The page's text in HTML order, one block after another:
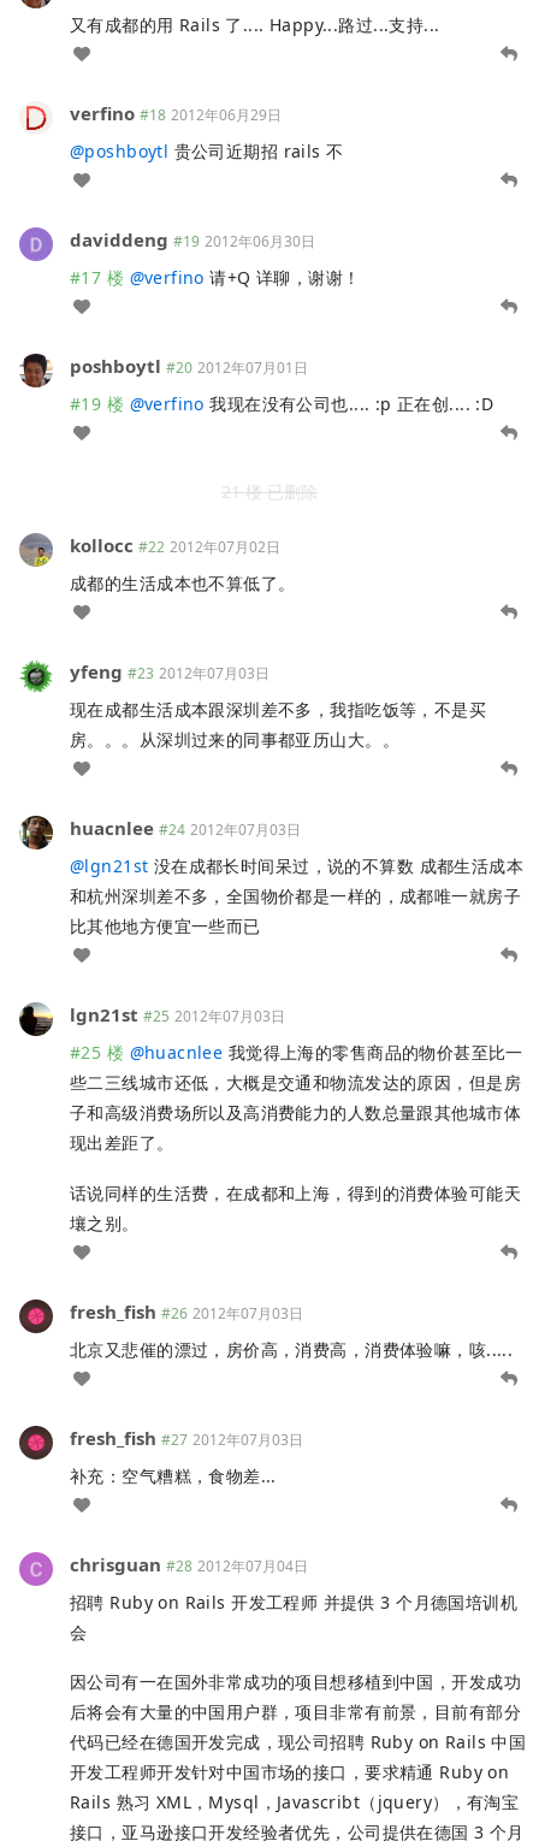
又有成都的用 Rails 了.... Happy...路过...支持...
verfino #18 2012年06月29日
@poshboytl 贵公司近期招 rails 不
daviddeng #19 2012年06月30日
#17 楼 @verfino 请+Q 详聊，谢谢！
poshboytl #20 2012年07月01日
#19 楼 @verfino 我现在没有公司也.... :p 正在创.... :D
21 楼 已删除
kollocc #22 2012年07月02日
成都的生活成本也不算低了。
yfeng #23 2012年07月03日
现在成都生活成本跟深圳差不多，我指吃饭等，不是买
房。。。从深圳过来的同事都亚历山大。。
huacnlee #24 2012年07月03日
@lgn21st 没在成都长时间呆过，说的不算数 成都生活成本
和杭州深圳差不多，全国物价都是一样的，成都唯一就房子
比其他地方便宜一些而已
lgn21st #25 2012年07月03日
#25 楼 @huacnlee 我觉得上海的零售商品的物价甚至比一
些二三线城市还低，大概是交通和物流发达的原因，但是房
子和高级消费场所以及高消费能力的人数总量跟其他城市体
现出差距了。
话说同样的生活费，在成都和上海，得到的消费体验可能天
壤之别。
fresh_fish #26 2012年07月03日
北京又悲催的漂过，房价高，消费高，消费体验嘛，咳.....
fresh_fish #27 2012年07月03日
补充：空气糟糕，食物差...
chrisguan #28 2012年07月04日
招聘 Ruby on Rails 开发工程师 并提供 3 个月德国培训机
会
因公司有一在国外非常成功的项目想移植到中国，开发成功
后将会有大量的中国用户群，项目非常有前景，目前有部分
代码已经在德国开发完成，现公司招聘 Ruby on Rails 中国
开发工程师开发针对中国市场的接口，要求精通 Ruby on
Rails 熟习 XML，Mysql，Javascribt（jquery），有淘宝
接口，亚马逊接口开发经验者优先，公司提供在德国 3 个月